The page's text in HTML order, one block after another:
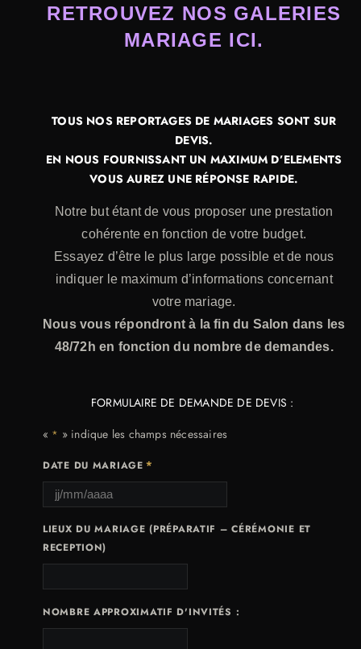
RETROUVEZ NOS GALERIES
MARIAGE ICI.
TOUS NOS REPORTAGES DE MARIAGES SONT SUR
DEVIS.
EN NOUS FOURNISSANT UN MAXIMUM D’ELEMENTS
VOUS AUREZ UNE RÉPONSE RAPIDE.
Notre but étant de vous proposer une prestation
cohérente en fonction de votre budget.
Essayez d’être le plus large possible et de nous
indiquer le maximum d’informations concernant
votre mariage.
Nous vous répondront à la fin du Salon dans les
48/72h en fonction du nombre de demandes.
FORMULAIRE DE DEMANDE DE DEVIS :
« * » indique les champs nécessaires
DATE DU MARIAGE *
LIEUX DU MARIAGE (PRÉPARATIF – CÉRÉMONIE ET
RECEPTION)
NOMBRE APPROXIMATIF D'INVITÉS :